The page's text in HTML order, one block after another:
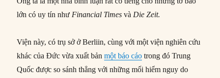
lớn có uy tín như Financial Times và Die Zeit.
Viện này, có trụ sở ở Berliin, cùng với một viện nghiên cứu
khác của Đức vừa xuất bảnmột báo cáo trong đó Trung
Quốc được so sánh thẳng với những mối hiểm nguy do